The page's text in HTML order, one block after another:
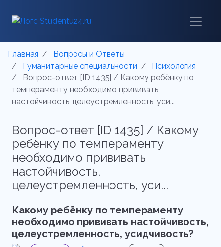
Главная
Вопросы и Ответы
Гуманитарные специальности
Психология
Вопрос-ответ [ID 1435] / Какому ребёнку по
темпераменту необходимо прививать
настойчивость, целеустремленность, уси...
Вопрос-ответ [ID 1435] / Какому
ребёнку по темпераменту
необходимо прививать
настойчивость,
целеустремленность, уси...
Какому ребёнку по темпераменту
необходимо прививать настойчивость,
целеустремленность, усидчивость?